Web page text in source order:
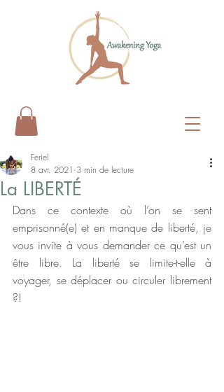
La LIBERTÉ
Feriel
8 avr. 2021 3 min de lecture
Dans ce contexte où l’on se sent
emprisonné(e) et en manque de liberté, je
vous invite à vous demander ce qu’est un
être libre. La liberté se limite-t-elle à
voyager, se déplacer ou circuler librement
?!